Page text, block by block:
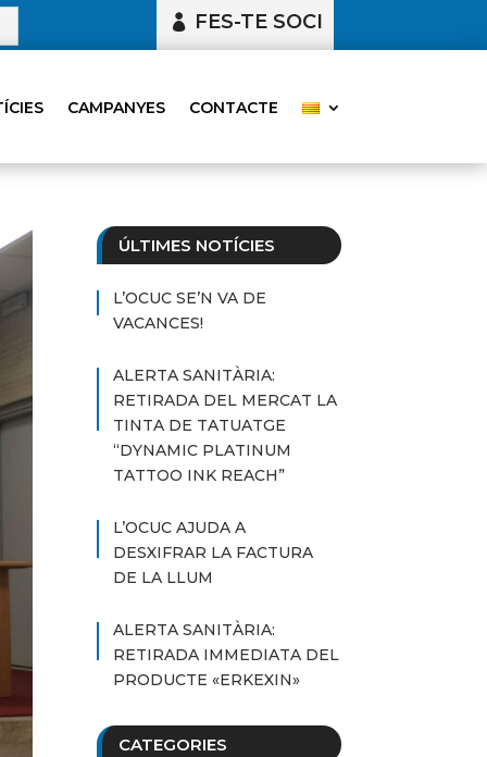
FES-TE SOCI
CAMPANYES CONTACTE
ÚLTIMES NOTÍCIES
L’OCUC SE’N VA DE
VACANCES!
ALERTA SANITÀRIA:
RETIRADA DEL MERCAT LA
TINTA DE TATUATGE
“DYNAMIC PLATINUM
TATTOO INK REACH”
L’OCUC AJUDA A
DESXIFRAR LA FACTURA
DE LA LLUM
ALERTA SANITÀRIA:
RETIRADA IMMEDIATA DEL
PRODUCTE «ERKEXIN»
CATEGORIES